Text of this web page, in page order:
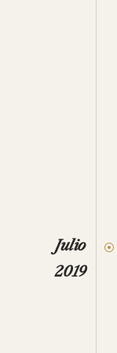
Julio
2019